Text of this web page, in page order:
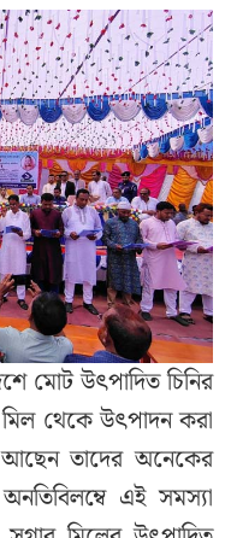
মোট উৎপাদিত চিনির
থেকে উৎপাদন করা
আছেন তাদের অনেকের
এই সমস্যা